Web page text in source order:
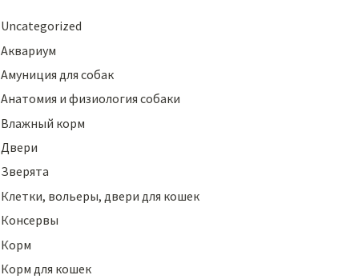
Uncategorized
Аквариум
Амуниция для собак
Анатомия и физиология собаки
Влажный корм
Двери
Зверята
Клетки, вольеры, двери для кошек
Консервы
Корм
Корм для кошек